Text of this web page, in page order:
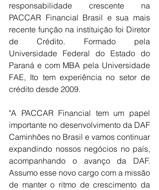
responsabilidade crescente na
PACCAR Financial Brasil e sua mais
recente função na instituição foi Diretor
de Crédito. Formado pela
Universidade Federal do Estado do
Paraná e com MBA pela Universidade
FAE, Ito tem experiência no setor de
crédito desde 2009.
"A PACCAR Financial tem um papel
importante no desenvolvimento da DAF
Caminhões no Brasil e vamos continuar
expandindo nossos negócios no país,
acompanhando o avanço da DAF.
Assumo esse novo cargo com a missão
de manter o ritmo de crescimento da